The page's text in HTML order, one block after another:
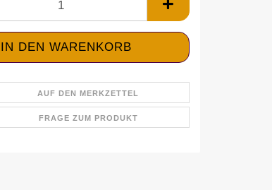
AUF DEN MERKZETTEL
FRAGE ZUM PRODUKT